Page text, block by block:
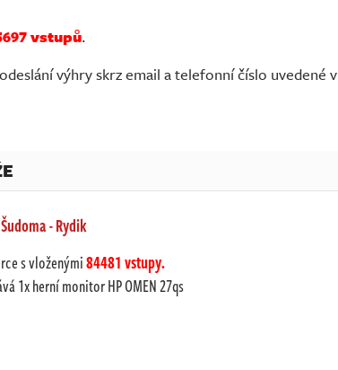
vstupů.
výhry skrz email a telefonní číslo uvedené v
- Rydik
s vloženými84481 vstupy.
1x herní monitor HP OMEN 27qs